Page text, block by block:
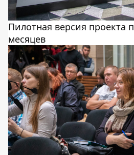
Пилотная версия проекта
месяцев